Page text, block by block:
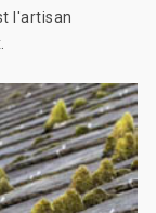
l'artisan